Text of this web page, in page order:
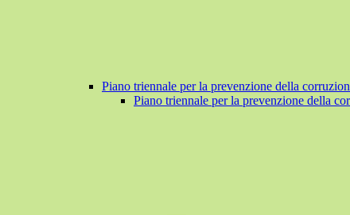
Piano triennale per la prevenzione della
Piano triennale per la prevenzione della